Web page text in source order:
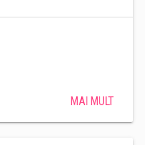
MAI MULT